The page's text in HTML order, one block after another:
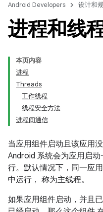
Android Developers 设计和
进程和线
本页内容
进程
Threads
工作线程
线程安全方法
进程间通信
当应用组件启动且该应用
Android 系统会为应用启
行。默认情况下，同一应
中运行， 称为主线程。
如果应用组件启动，并且